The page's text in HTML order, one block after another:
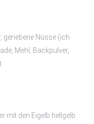
geriebene Nüsse (ich
Mehl, Backpulver,
mit den Eigelb hellgelb